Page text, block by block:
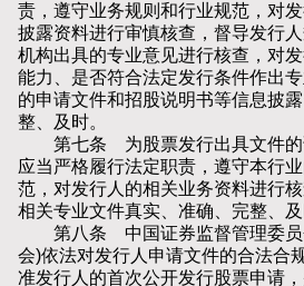
责，遵守业务规则和行业规范，对
披露资料进行审慎核查，督导发行
机构出具的专业意见进行核查，对
能力、是否符合法定发行条件作出
的申请文件和招股说明书等信息披
整、及时。
第七条 为股票发行出具文件的
应当严格履行法定职责，遵守本行
范，对发行人的相关业务资料进行
相关专业文件真实、准确、完整、及
第八条 中国证券监督管理委员
会)依法对发行人申请文件的合法合
准发行人的首次公开发行股票申请